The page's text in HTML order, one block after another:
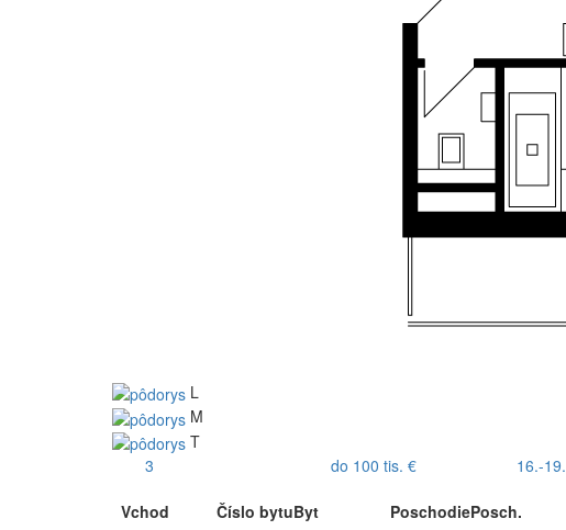
L
M
T
3
do 100 tis. € 16.-19.
Vchod
Číslo bytuByt PoschodiePosch.